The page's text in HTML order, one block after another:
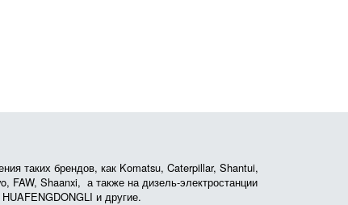
таких брендов, как Komatsu, Caterpillar, Shantui,
FAW, Shaanxi, а также на дизель-электростанции
и другие.